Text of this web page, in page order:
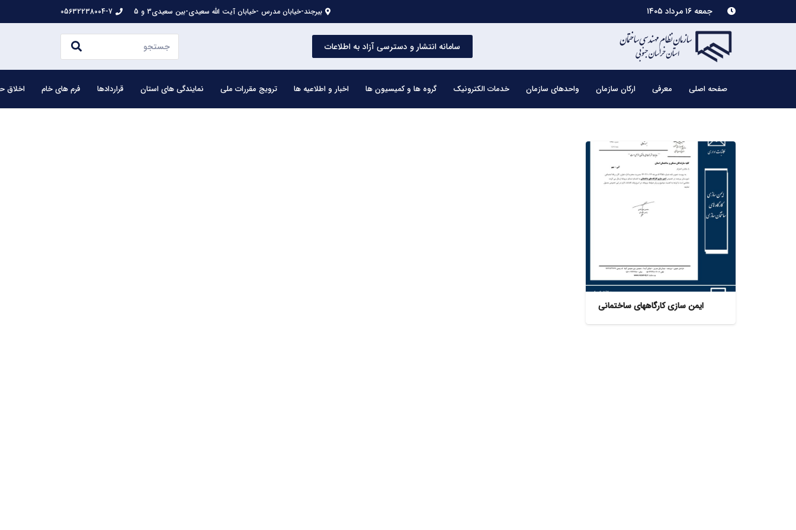
جمعه ۱۶ مرداد ۱۴۰۵ بیرجند-خیابان مدرس -خیابان آیت الله سعیدی-بین سعیدی3 و 5 05632238004-7
سامانه انتشار و دسترسی آزاد به اطلاعات
صفحه اصلی معرفی ارکان سازمان واحدهای سازمان خدمات الکترونیک گروه ها و کمیسیون ها اخبار و اطلاعیه ها ترویج مقررات ملی نمایندگی های استان قراردادها فرم های خام اخلاق
ایمن سازی کارگاههای ساختمانی